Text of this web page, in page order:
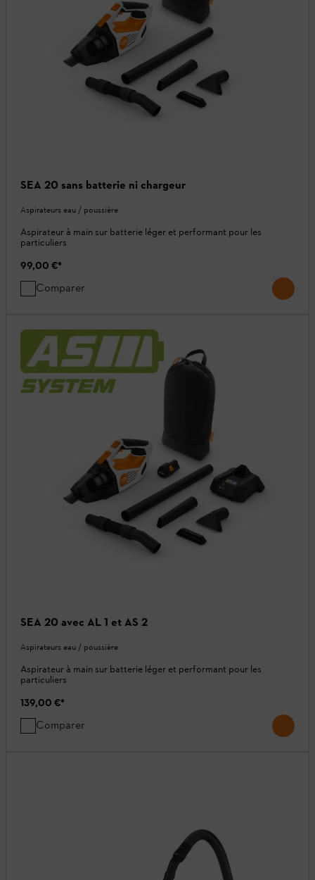
SEA 20 sans batterie ni chargeur
Aspirateurs eau / poussière
Aspirateur à main sur batterie léger et performant pour les
particuliers
99,00 €*
Comparer
SEA 20 avec AL 1 et AS 2
Aspirateurs eau / poussière
Aspirateur à main sur batterie léger et performant pour les
particuliers
139,00 €*
Comparer